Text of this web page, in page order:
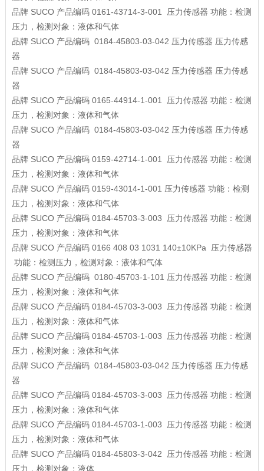
品牌 SUCO 产品编码 0161-43714-3-001 压力传感器 功能：检测
压力，检测对象：液体和气体
品牌 SUCO 产品编码 0184-45803-03-042 压力传感器 压力传感
器
品牌 SUCO 产品编码 0184-45803-03-042 压力传感器 压力传感
器
品牌 SUCO 产品编码 0165-44914-1-001 压力传感器 功能：检测
压力，检测对象：液体和气体
品牌 SUCO 产品编码 0184-45803-03-042 压力传感器 压力传感
器
品牌 SUCO 产品编码 0159-42714-1-001 压力传感器 功能：检测
压力，检测对象：液体和气体
品牌 SUCO 产品编码 0159-43014-1-001 压力传感器 功能：检测
压力，检测对象：液体和气体
品牌 SUCO 产品编码 0184-45703-3-003 压力传感器 功能：检测
压力，检测对象：液体和气体
品牌 SUCO 产品编码 0166 408 03 1031 140±10KPa
压力传感器
功能：检测压力，检测对象：液体和气体
品牌 SUCO 产品编码 0180-45703-1-101 压力传感器 功能：检测
压力，检测对象：液体和气体
品牌 SUCO 产品编码 0184-45703-3-003 压力传感器 功能：检测
压力，检测对象：液体和气体
品牌 SUCO 产品编码 0184-45703-1-003 压力传感器 功能：检测
压力，检测对象：液体和气体
品牌 SUCO 产品编码 0184-45803-03-042 压力传感器 压力传感
器
品牌 SUCO 产品编码 0184-45703-3-003 压力传感器 功能：检测
压力，检测对象：液体和气体
品牌 SUCO 产品编码 0184-45703-1-003 压力传感器 功能：检测
压力，检测对象：液体和气体
品牌 SUCO 产品编码 0184-45803-3-042 压力传感器 功能：检测
压力，检测对象：液体